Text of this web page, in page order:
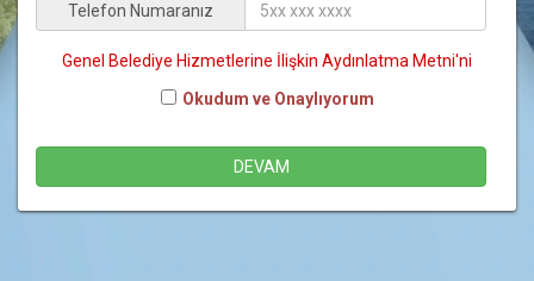
Telefon Numaranız
Genel Belediye Hizmetlerine İlişkin Aydınlatma Metni'ni
Okudum ve Onaylıyorum